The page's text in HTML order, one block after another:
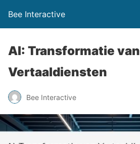
Bee Interactive
AI: Transformatie van
Vertaaldiensten
Bee Interactive